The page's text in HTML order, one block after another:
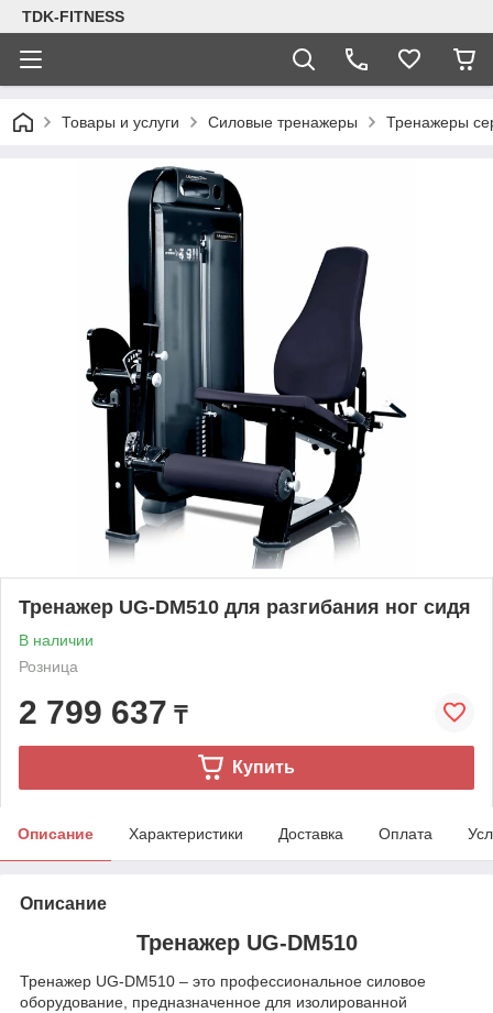
TDK-FITNESS
Товары и услуги Силовые тренажеры Тренажеры
Тренажер UG-DM510 для разгибания ног сидя
В наличии
Розница
2 799 637 ₸
Купить
Описание Характеристики Доставка Оплата
Описание
Тренажер UG-DM510
Тренажер UG-DM510 – это профессиональное силовое
оборудование, предназначенное для изолированной